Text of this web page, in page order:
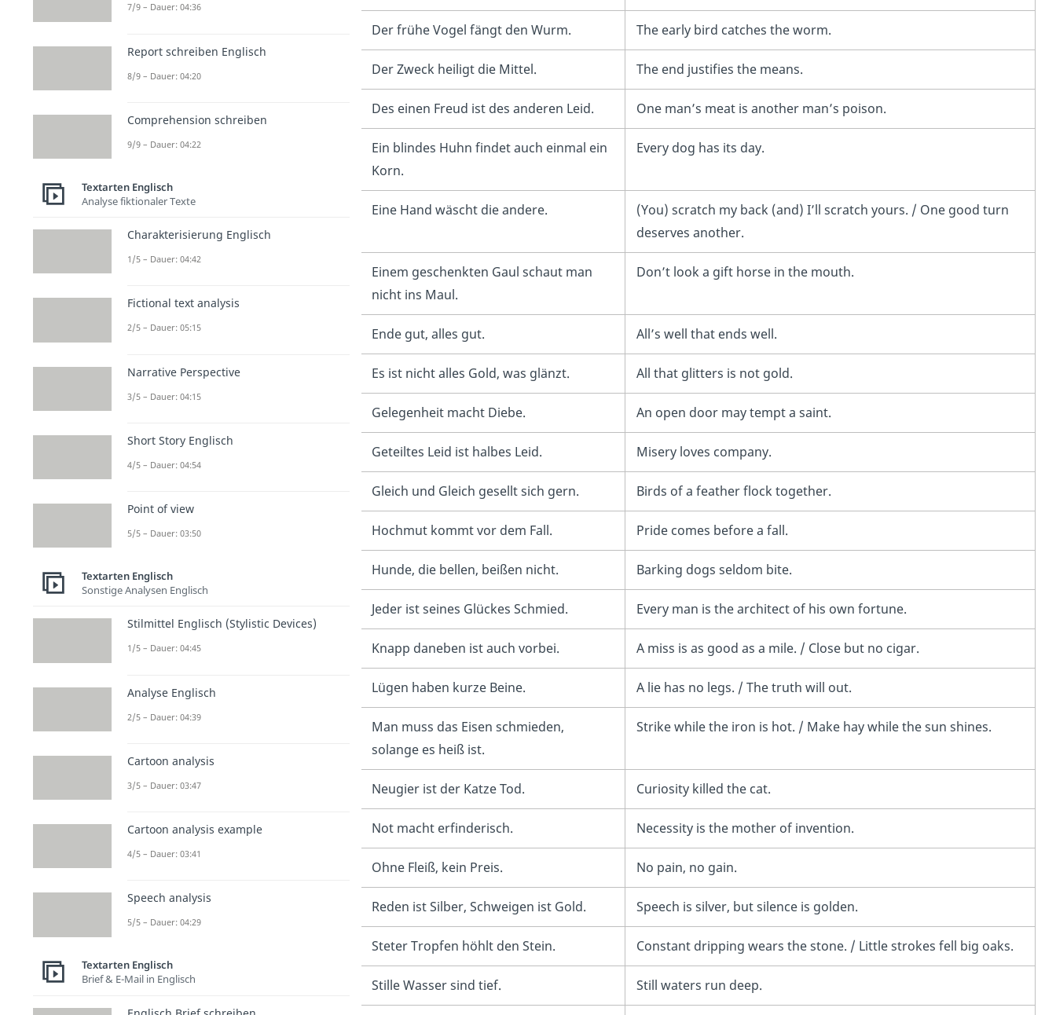
Der frühe Vogel fängt den Wurm. The early bird catches the worm.
Der Zweck heiligt die Mittel. The end justifies the means.
Des einen Freud ist des anderen Leid. One man’s meat is another man’s poison.
Ein blindes Huhn findet auch einmal ein
Korn.
Every dog has its day.
Eine Hand wäscht die andere.
(You) scratch my back (and) I’ll scratch yours. / One good turn
deserves another.
Einem geschenkten Gaul schaut man
nicht ins Maul.
Don’t look a gift horse in the mouth.
Ende gut, alles gut. All’s well that ends well.
Es ist nicht alles Gold, was glänzt. All that glitters is not gold.
Gelegenheit macht Diebe. An open door may tempt a saint.
Geteiltes Leid ist halbes Leid. Misery loves company.
Gleich und Gleich gesellt sich gern. Birds of a feather flock together.
Hochmut kommt vor dem Fall. Pride comes before a fall.
Hunde, die bellen, beißen nicht. Barking dogs seldom bite.
Jeder ist seines Glückes Schmied. Every man is the architect of his own fortune.
Knapp daneben ist auch vorbei. A miss is as good as a mile. / Close but no cigar.
Lügen haben kurze Beine. A lie has no legs. / The truth will out.
Man muss das Eisen schmieden,
solange es heiß ist.
Strike while the iron is hot. / Make hay while the sun shines.
Neugier ist der Katze Tod. Curiosity killed the cat.
Not macht erfinderisch. Necessity is the mother of invention.
Ohne Fleiß, kein Preis. No pain, no gain.
Reden ist Silber, Schweigen ist Gold. Speech is silver, but silence is golden.
Steter Tropfen höhlt den Stein. Constant dripping wears the stone. / Little strokes fell big oaks.
Stille Wasser sind tief. Still waters run deep.
7/9 – Dauer: 04:36
Report schreiben Englisch
8/9 – Dauer: 04:20
Comprehension schreiben
9/9 – Dauer: 04:22
Textarten Englisch
Analyse fiktionaler Texte
Charakterisierung Englisch
1/5 – Dauer: 04:42
Fictional text analysis
2/5 – Dauer: 05:15
Narrative Perspective
3/5 – Dauer: 04:15
Short Story Englisch
4/5 – Dauer: 04:54
Point of view
5/5 – Dauer: 03:50
Textarten Englisch
Sonstige Analysen Englisch
Stilmittel Englisch (Stylistic Devices)
1/5 – Dauer: 04:45
Analyse Englisch
2/5 – Dauer: 04:39
Cartoon analysis
3/5 – Dauer: 03:47
Cartoon analysis example
4/5 – Dauer: 03:41
Speech analysis
5/5 – Dauer: 04:29
Textarten Englisch
Brief & E-Mail in Englisch